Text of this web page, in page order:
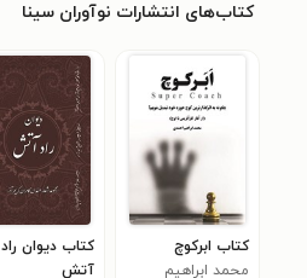
کتاب‌های انتشارات نوآوران سینا
کتاب ابرکوچ
محمد ابراهیم
کتاب دیوان راد
آتش